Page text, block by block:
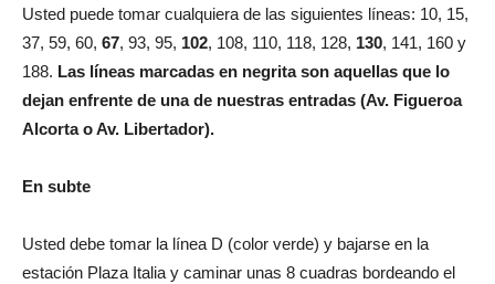
Usted puede tomar cualquiera de las siguientes líneas: 10, 15,
37, 59, 60, 67, 93, 95, 102, 108, 110, 118, 128, 130, 141, 160 y
188. Las líneas marcadas en negrita son aquellas que lo
dejan enfrente de una de nuestras entradas (Av. Figueroa
Alcorta o Av. Libertador).
En subte
Usted debe tomar la línea D (color verde) y bajarse en la
estación Plaza Italia y caminar unas 8 cuadras bordeando el